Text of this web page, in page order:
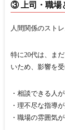
③ 上司・職場
人間関係のスト
特に20代は、ま
いため、影響を受
・相談できる人
・理不尽な指導
・職場の雰囲気